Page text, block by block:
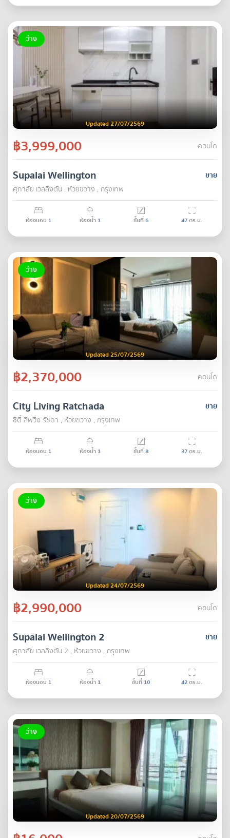
ว่าง
Updated 27/07/2569
฿3,999,000 คอนโด
ขาย
Supalai Wellington
ศุภาลัย เวลลิงตัน , ห้วยขวาง , กรุงเทพ
ห้องนอน 1 ห้องน้ำ 1 ชั้นที่6 47ตร.ม.
ว่าง
Updated 25/07/2569
฿2,370,000 คอนโด
ขาย
City Living Ratchada
ซิตี้ ลิฟวิ่ง รัชดา , ห้วยขวาง , กรุงเทพ
ห้องนอน 1 ห้องน้ำ 1 ชั้นที่8 37ตร.ม.
ว่าง
Updated 24/07/2569
฿2,990,000 คอนโด
ขาย
Supalai Wellington 2
ศุภาลัย เวลลิงตัน 2 , ห้วยขวาง , กรุงเทพ
ห้องนอน 1 ห้องน้ำ 1 ชั้นที่ 10 42ตร.ม.
ว่าง
Updated 20/07/2569